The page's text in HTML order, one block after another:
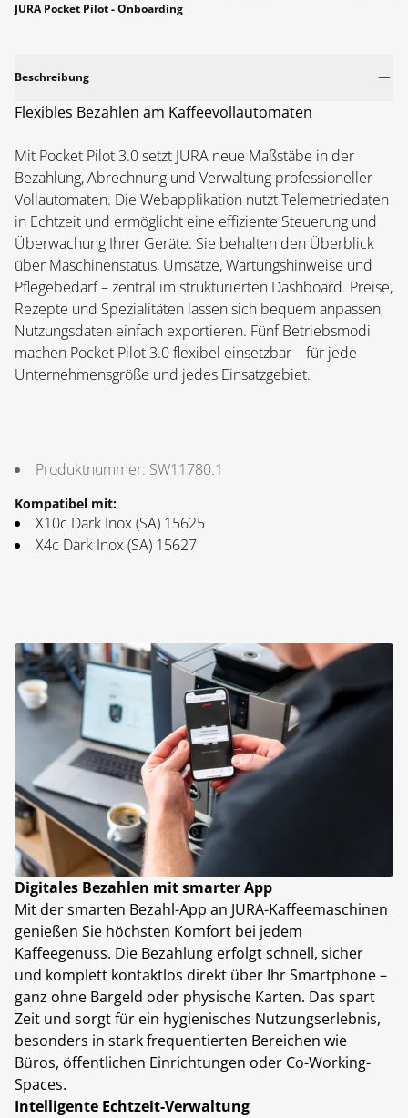
JURA Pocket Pilot - Onboarding
Beschreibung
Flexibles Bezahlen am Kaffeevollautomaten
Mit Pocket Pilot 3.0 setzt JURA neue Maßstäbe in der
Bezahlung, Abrechnung und Verwaltung professioneller
Vollautomaten. Die Webapplikation nutzt Telemetriedaten
in Echtzeit und ermöglicht eine effiziente Steuerung und
Überwachung Ihrer Geräte. Sie behalten den Überblick
über Maschinenstatus, Umsätze, Wartungshinweise und
Pflegebedarf – zentral im strukturierten Dashboard. Preise,
Rezepte und Spezialitäten lassen sich bequem anpassen,
Nutzungsdaten einfach exportieren. Fünf Betriebsmodi
machen Pocket Pilot 3.0 flexibel einsetzbar – für jede
Unternehmensgröße und jedes Einsatzgebiet.
Produktnummer: SW11780.1
Kompatibel mit:
X10c Dark Inox (SA) 15625
X4c Dark Inox (SA) 15627
Digitales Bezahlen mit smarter App
Mit der smarten Bezahl-App an JURA-Kaffeemaschinen
genießen Sie höchsten Komfort bei jedem
Kaffeegenuss. Die Bezahlung erfolgt schnell, sicher
und komplett kontaktlos direkt über Ihr Smartphone –
ganz ohne Bargeld oder physische Karten. Das spart
Zeit und sorgt für ein hygienisches Nutzungserlebnis,
besonders in stark frequentierten Bereichen wie
Büros, öffentlichen Einrichtungen oder Co-Working-
Spaces.
Intelligente Echtzeit-Verwaltung